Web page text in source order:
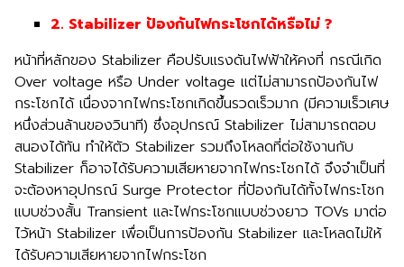
2. Stabilizer ป้องกันไฟกระโชกได้หรือไม่ ?
หน้าที่หลักของ Stabilizer คือปรับแรงดันไฟฟ้าให้คงที่ กรณีเกิด
Over voltage หรือ Under voltage แต่ไม่สามารถป้องกันไฟ
กระโชกได้ เนื่องจากไฟกระโชกเกิดขึ้นรวดเร็วมาก (มีความเร็วเศษ
หนึ่งส่วนล้านของวินาที) ซึ่งอุปกรณ์ Stabilizer ไม่สามารถตอบ
สนองได้ทัน ทำให้ตัว Stabilizer รวมถึงโหลดที่ต่อใช้งานกับ
Stabilizer ก็อาจได้รับความเสียหายจากไฟกระโชกได้ จึงจำเป็นที่
จะต้องหาอุปกรณ์ Surge Protector ที่ป้องกันได้ทั้งไฟกระโชก
แบบช่วงสั้น Transient และไฟกระโชกแบบช่วงยาว TOVs มาต่อ
ไว้หน้า Stabilizer เพื่อเป็นการป้องกัน Stabilizer และโหลดไม่ให้
ได้รับความเสียหายจากไฟกระโชก